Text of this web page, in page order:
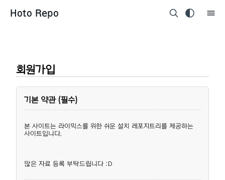
Hoto Repo
회원가입
기본 약관 (필수)
본 사이트는 라이믹스를 위한 쉬운 설치 레포지트리를 제공하는
사이트입니다.
많은 자료 등록 부탁드립니다 :D